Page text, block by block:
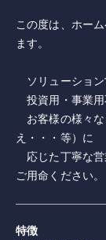
この度は、ホー
ます。
ソリューション
投資用・事業用
お客様の様々な
え・・・等）に
応じた丁寧な営
ご用命ください。
特徴